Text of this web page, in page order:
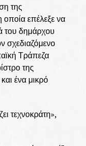
της
επέλεξε να
του δημάρχου
σχεδιαζόμενο
Τράπεζα
της
ένα μικρό
τεχνοκράτη»,